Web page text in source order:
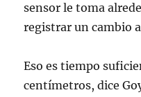
sensor le toma
registrar un cambio
Eso es tiempo
centímetros, dice